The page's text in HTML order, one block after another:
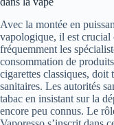
Avec la montée en
vapologique, il est crucial
fréquemment les
consommation de
cigarettes classiques, doit
sanitaires. Les autorités
tabac en insistant sur la
encore peu connus. Le